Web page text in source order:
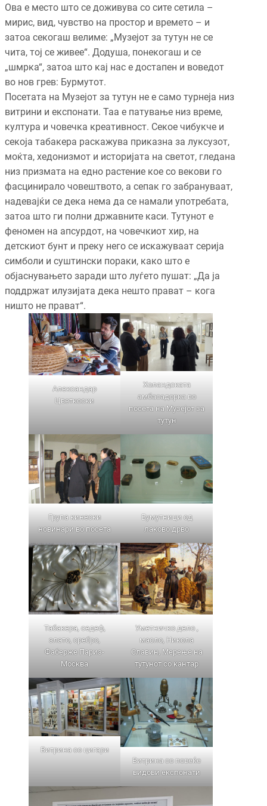
Ова е место што се доживува со сите сетила –
мирис, вид, чувство на простор и времето – и
затоа секогаш велиме: „Музејот за тутун не се
чита, тој се живее“. Додуша, понекогаш и се
„шмрка“, затоа што кај нас е достапен и воведот
во нов грев: Бурмутот.
Посетата на Музејот за тутун не е само турнеја низ
витрини и експонати. Таа е патување низ време,
култура и човечка креативност. Секое чибукче и
секоја табакера раскажува приказна за луксузот,
моќта, хедонизмот и историјата на светот, гледана
низ призмата на едно растение кое со векови го
фасцинирало човештвото, а сепак го забрануваат,
надевајќи се дека нема да се намали употребата,
затоа што ги полни државните каси. Тутунот е
феномен на апсурдот, на човечкиот хир, на
детскиот бунт и преку него се искажуваат серија
симболи и суштински пораки, како што е
објаснувањето заради што луѓето пушат: „Да ја
поддржат илузијата дека нешто прават – кога
ништо не прават“.
Александар
Цветкоски
Холандската
амбасадорка во
посета на Музејот за
тутун
Група кинески
новинари во посета
Бумутници од
лаково дрво
Табакера, седеф,
злато, сребро,
Фаберже Париз-
Москва
Уметничко дело ,
масло, Никола
Славин, Мерење на
тутунот со кантар
Витрина со цигари
Витрина со повеќе
видови експонати